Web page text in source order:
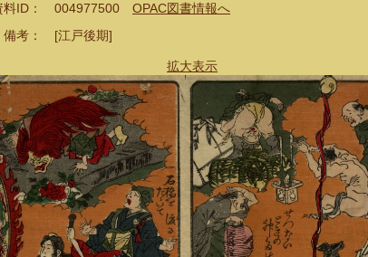
ID： 004977500 OPAC図書情報へ
： [江戸後期]
拡大表示